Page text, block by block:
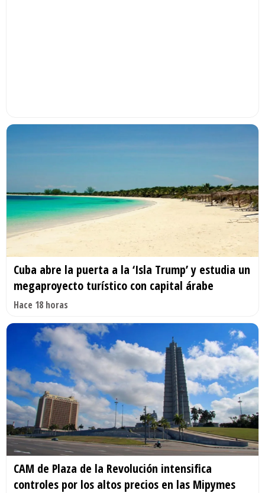
Cuba abre la puerta a la ‘Isla Trump’ y estudia un
megaproyecto turístico con capital árabe
Hace 18 horas
CAM de Plaza de la Revolución intensifica
controles por los altos precios en las Mipymes